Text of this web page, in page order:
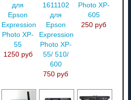
для
Epson
Expression
Photo XP-
55
1250 руб
1611102
для
Epson
Expression
Photo XP-
55/ 510/
600
750 руб
Photo XP-
605
250 руб